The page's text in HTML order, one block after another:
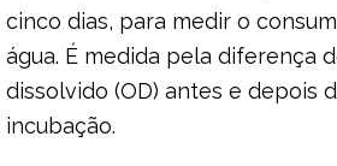
cinco dias, para medir o
água. É medida pela diferença
dissolvido (OD) antes e depois
incubação.